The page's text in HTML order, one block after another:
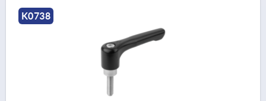
K0738